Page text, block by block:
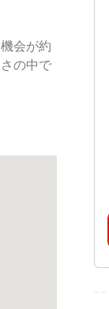
会が約
の中で